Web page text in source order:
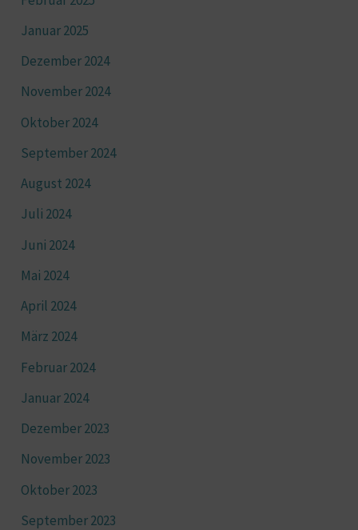
Januar 2025
Dezember 2024
November 2024
Oktober 2024
September 2024
August 2024
Juli 2024
Juni 2024
Mai 2024
April 2024
März 2024
Februar 2024
Januar 2024
Dezember 2023
November 2023
Oktober 2023
September 2023